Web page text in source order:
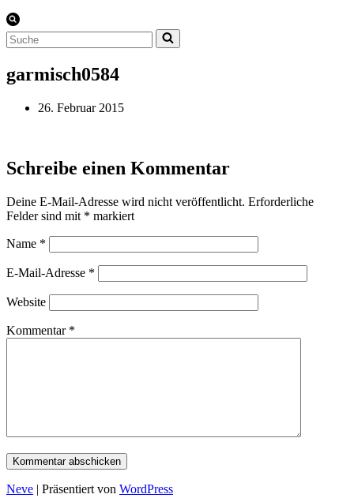
Suchen
nach …
garmisch0584
26. Februar 2015
Schreibe einen Kommentar
Deine E-Mail-Adresse wird nicht veröffentlicht. Erforderliche
Felder sind mit * markiert
Name *
E-Mail-Adresse *
Website
Kommentar *
Neve | Präsentiert von WordPress